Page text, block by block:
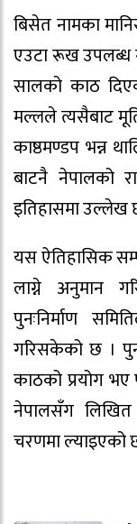
बिसेत नामका
एउटा रूख उपलब्ध
सालको काठ
मल्लले त्यसैबाट
काष्ठमण्डप भन्न
बाटनै नेपालको
इतिहासमा उल्लेख
यस ऐतिहासिक
लाग्ने अनुमान
पुनःनिर्माण
गरिसकेको छ ।
काठको प्रयोग
नेपालसँग
चरणमा ल्याइएको